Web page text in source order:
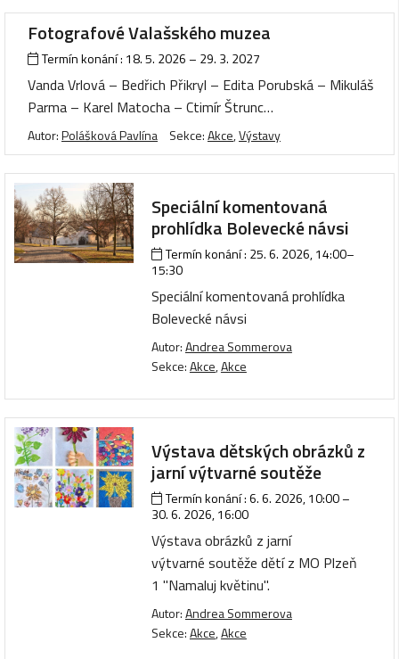
Fotografové Valašského muzea
Termín konání : 18. 5. 2026 – 29. 3. 2027
Vanda Vrlová – Bedřich Přikryl – Edita Porubská – Mikuláš
Parma – Karel Matocha – Ctimír Štrunc…
Autor:Polášková Pavlína Sekce:Akce,Výstavy
Speciální komentovaná
prohlídka Bolevecké návsi
Termín konání : 25. 6. 2026, 14:00–
15:30
Speciální komentovaná prohlídka
Bolevecké návsi
Autor:Andrea Sommerova
Sekce:Akce,Akce
Výstava dětských obrázků z
jarní výtvarné soutěže
Termín konání :6. 6. 2026, 10:00–
30. 6. 2026, 16:00
Výstava obrázků z jarní
výtvarné soutěže dětí z MO Plzeň
1 "Namaluj květinu".
Autor:Andrea Sommerova
Sekce:Akce,Akce